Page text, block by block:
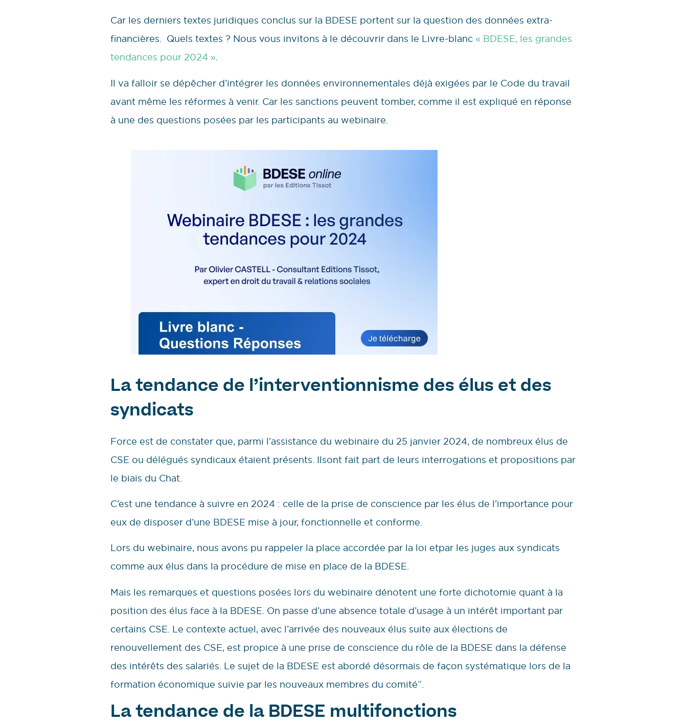
Car les derniers textes juridiques conclus sur la BDESE portent sur la question des données extra-
financières. Quels textes ? Nous vous invitons à le découvrir dans le Livre-blanc « BDESE, les grandes
tendances pour 2024 ».
Il va falloir se dépêcher d’intégrer les données environnementales déjà exigées par le Code du travail
avant même les réformes à venir. Car les sanctions peuvent tomber, comme il est expliqué en réponse
à une des questions posées par les participants au webinaire.
La tendance de l’interventionnisme des élus et des
syndicats
Force est de constater que, parmi l’assistance du webinaire du 25 janvier 2024, de nombreux élus de
CSE ou délégués syndicaux étaient présents. Ilsont fait part de leurs interrogations et propositions par
le biais du Chat.
C’est une tendance à suivre en 2024 : celle de la prise de conscience par les élus de l’importance pour
eux de disposer d’une BDESE mise à jour, fonctionnelle et conforme.
Lors du webinaire, nous avons pu rappeler la place accordée par la loi etpar les juges aux syndicats
comme aux élus dans la procédure de mise en place de la BDESE.
Mais les remarques et questions posées lors du webinaire dénotent une forte dichotomie quant à la
position des élus face à la BDESE. On passe d’une absence totale d’usage à un intérêt important par
certains CSE. Le contexte actuel, avec l’arrivée des nouveaux élus suite aux élections de
renouvellement des CSE, est propice à une prise de conscience du rôle de la BDESE dans la défense
des intérêts des salariés. Le sujet de la BDESE est abordé désormais de façon systématique lors de la
formation économique suivie par les nouveaux membres du comité”.
La tendance de la BDESE multifonctions